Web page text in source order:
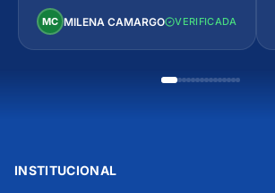
MC MILENA CAMARGO VERIFICADA
INSTITUCIONAL